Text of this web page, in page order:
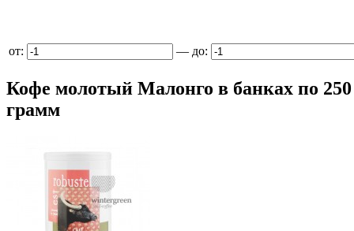
от: — до:
Кофе молотый Малонго в банках по 250
грамм